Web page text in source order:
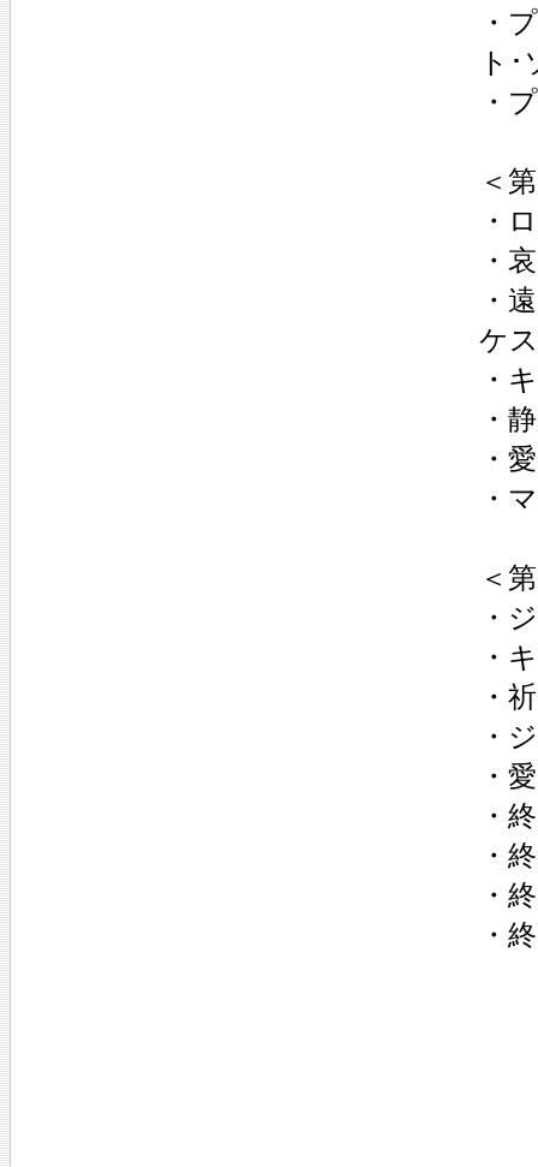
・
ト･
・
＜
・
・
・
ケ
・
・
・
・
＜
・
・
・
・
・
・
・
・
・